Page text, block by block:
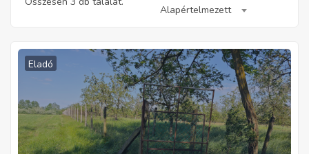
Alapértelmezett
Eladó